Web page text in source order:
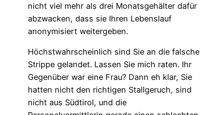
nicht viel mehr als drei Monatsgehälter dafür
abzwacken, dass sie Ihren Lebenslauf
anonymisiert weitergeben.
Höchstwahrscheinlich sind Sie an die falsche
Strippe gelandet. Lassen Sie mich raten. Ihr
Gegenüber war eine Frau? Dann eh klar, Sie
hatten nicht den richtigen Stallgeruch, sind
nicht aus Südtirol, und die